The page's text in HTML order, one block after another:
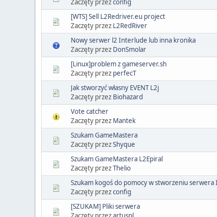
[WTS] Sell L2Redriver.eu project
Zaczęty przez L2RedRiver
Nowy serwer l2 Interlude lub inna kronika
Zaczęty przez DonSmolar
[Linux]problem z gameserver.sh
Zaczęty przez perfecT
Jak stworzyć własny EVENT L2j
Zaczęty przez Biohazard
Vote catcher
Zaczęty przez Mantek
Szukam GameMastera
Zaczęty przezShyque
Szukam GameMastera L2Epiral
Zaczęty przezThelio
Szukam kogoś do pomocy w stworzeniu serwera
Zaczęty przezconfig
[SZUKAM] Pliki serwera